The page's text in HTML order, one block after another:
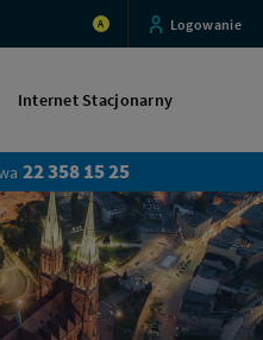
A Logowanie
Internet Stacjonarny
22 358 15 25